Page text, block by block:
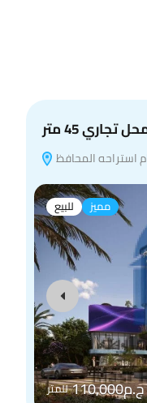
استراحه المحافظ
للبيع مميز
ج.م110,000 للمتر